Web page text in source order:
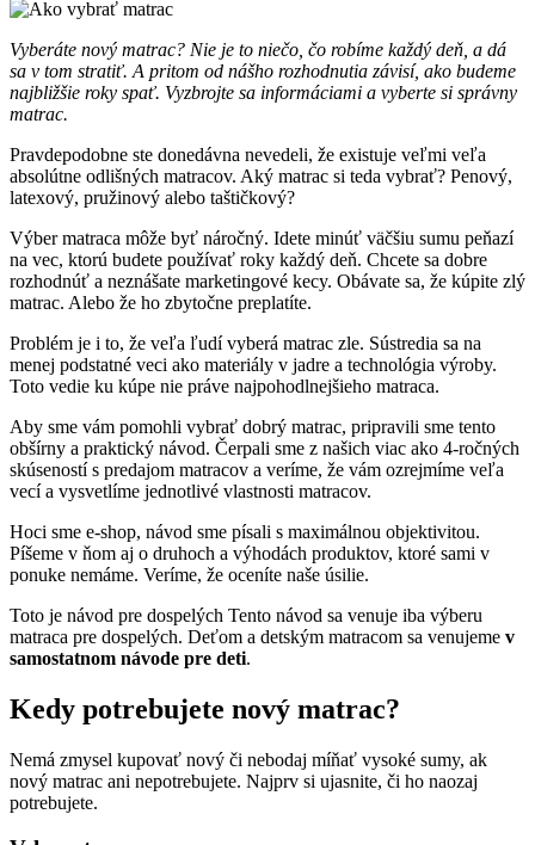
Vyberáte nový matrac? Nie je to niečo, čo robíme každý deň, a dá
sa v tom stratiť. A pritom od nášho rozhodnutia závisí, ako budeme
najbližšie roky spať. Vyzbrojte sa informáciami a vyberte si správny
matrac.
Pravdepodobne ste donedávna nevedeli, že existuje veľmi veľa
absolútne odlišných matracov. Aký matrac si teda vybrať? Penový,
latexový, pružinový alebo taštičkový?
Výber matraca môže byť náročný. Idete minúť väčšiu sumu peňazí
na vec, ktorú budete používať roky každý deň. Chcete sa dobre
rozhodnúť a neznášate marketingové kecy. Obávate sa, že kúpite zlý
matrac. Alebo že ho zbytočne preplatíte.
Problém je i to, že veľa ľudí vyberá matrac zle. Sústredia sa na
menej podstatné veci ako materiály v jadre a technológia výroby.
Toto vedie ku kúpe nie práve najpohodlnejšieho matraca.
Aby sme vám pomohli vybrať dobrý matrac, pripravili sme tento
obšírny a praktický návod. Čerpali sme z našich viac ako 4-ročných
skúseností s predajom matracov a veríme, že vám ozrejmíme veľa
vecí a vysvetlíme jednotlivé vlastnosti matracov.
Hoci sme e-shop, návod sme písali s maximálnou objektivitou.
Píšeme v ňom aj o druhoch a výhodách produktov, ktoré sami v
ponuke nemáme. Veríme, že oceníte naše úsilie.
Toto je návod pre dospelých Tento návod sa venuje iba výberu
matraca pre dospelých. Deťom a detským matracom sa venujeme v
samostatnom návode pre deti.
Kedy potrebujete nový matrac?
Nemá zmysel kupovať nový či nebodaj míňať vysoké sumy, ak
nový matrac ani nepotrebujete. Najprv si ujasnite, či ho naozaj
potrebujete.